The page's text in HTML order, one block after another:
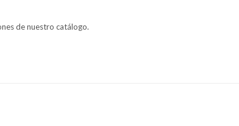
de nuestro catálogo.